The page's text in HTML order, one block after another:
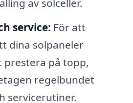
av solceller.
service: För att
dina solpaneler
på topp,
regelbundet
servicerutiner.